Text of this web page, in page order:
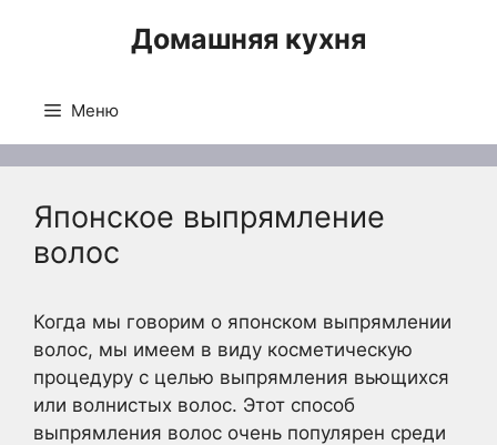
Домашняя кухня
Меню
Японское выпрямление
волос
Когда мы говорим о японском выпрямлении
волос, мы имеем в виду косметическую
процедуру с целью выпрямления вьющихся
или волнистых волос. Этот способ
выпрямления волос очень популярен среди